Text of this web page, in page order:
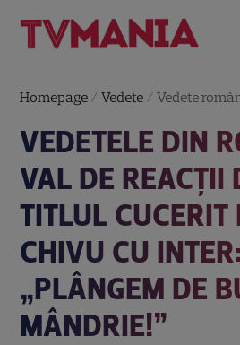
Homepage /Vedete /Vedete
VEDETELE DIN
VAL DE REACȚII
TITLUL CUCERIT
CHIVU CU
„PLÂNGEM DE
MÂNDRIE!”